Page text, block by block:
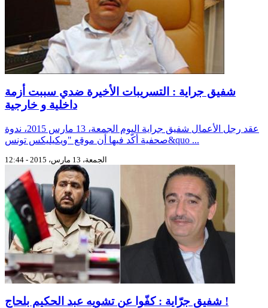
شفيق جراية : التسريبات الأخيرة ضدي سببت أزمة
داخلية و خارجية
عقد رجل الأعمال شفيق جراية اليوم الجمعة، 13 مارس 2015، ندوة
صحفية أكّد فيها أن موقع "ويكيليكس تونس&quo ...
الجمعة، 13 مارس، 2015 - 12:44
شفيق جرّاية : كفّوا عن تشويه عبد الحكيم بلحاج !